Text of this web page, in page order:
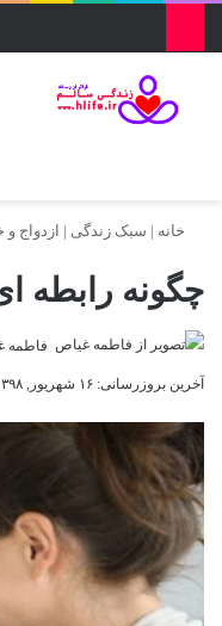
خانه | سبک زندگی | ازدواج و
چگونه رابطه
فاطمه
آخرین بروزرسانی: ۱۶ شهریور, ۱۳۹۸